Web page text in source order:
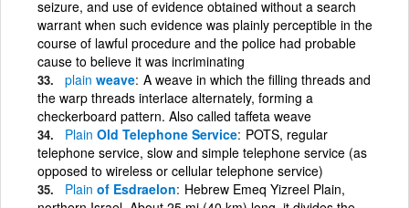
seizure, and use of evidence obtained without a search
warrant when such evidence was plainly perceptible in the
course of lawful procedure and the police had probable
cause to believe it was incriminating
plain weave A weave in which the filling threads and
the warp threads interlace alternately, forming a
checkerboard pattern. Also called taffeta weave
Plain Old Telephone Service POTS, regular
telephone service, slow and simple telephone service (as
opposed to wireless or cellular telephone service)
Plain of Esdraelon Hebrew Emeq Yizreel Plain,